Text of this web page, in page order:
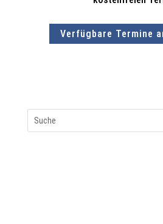
Verfügbare Termine